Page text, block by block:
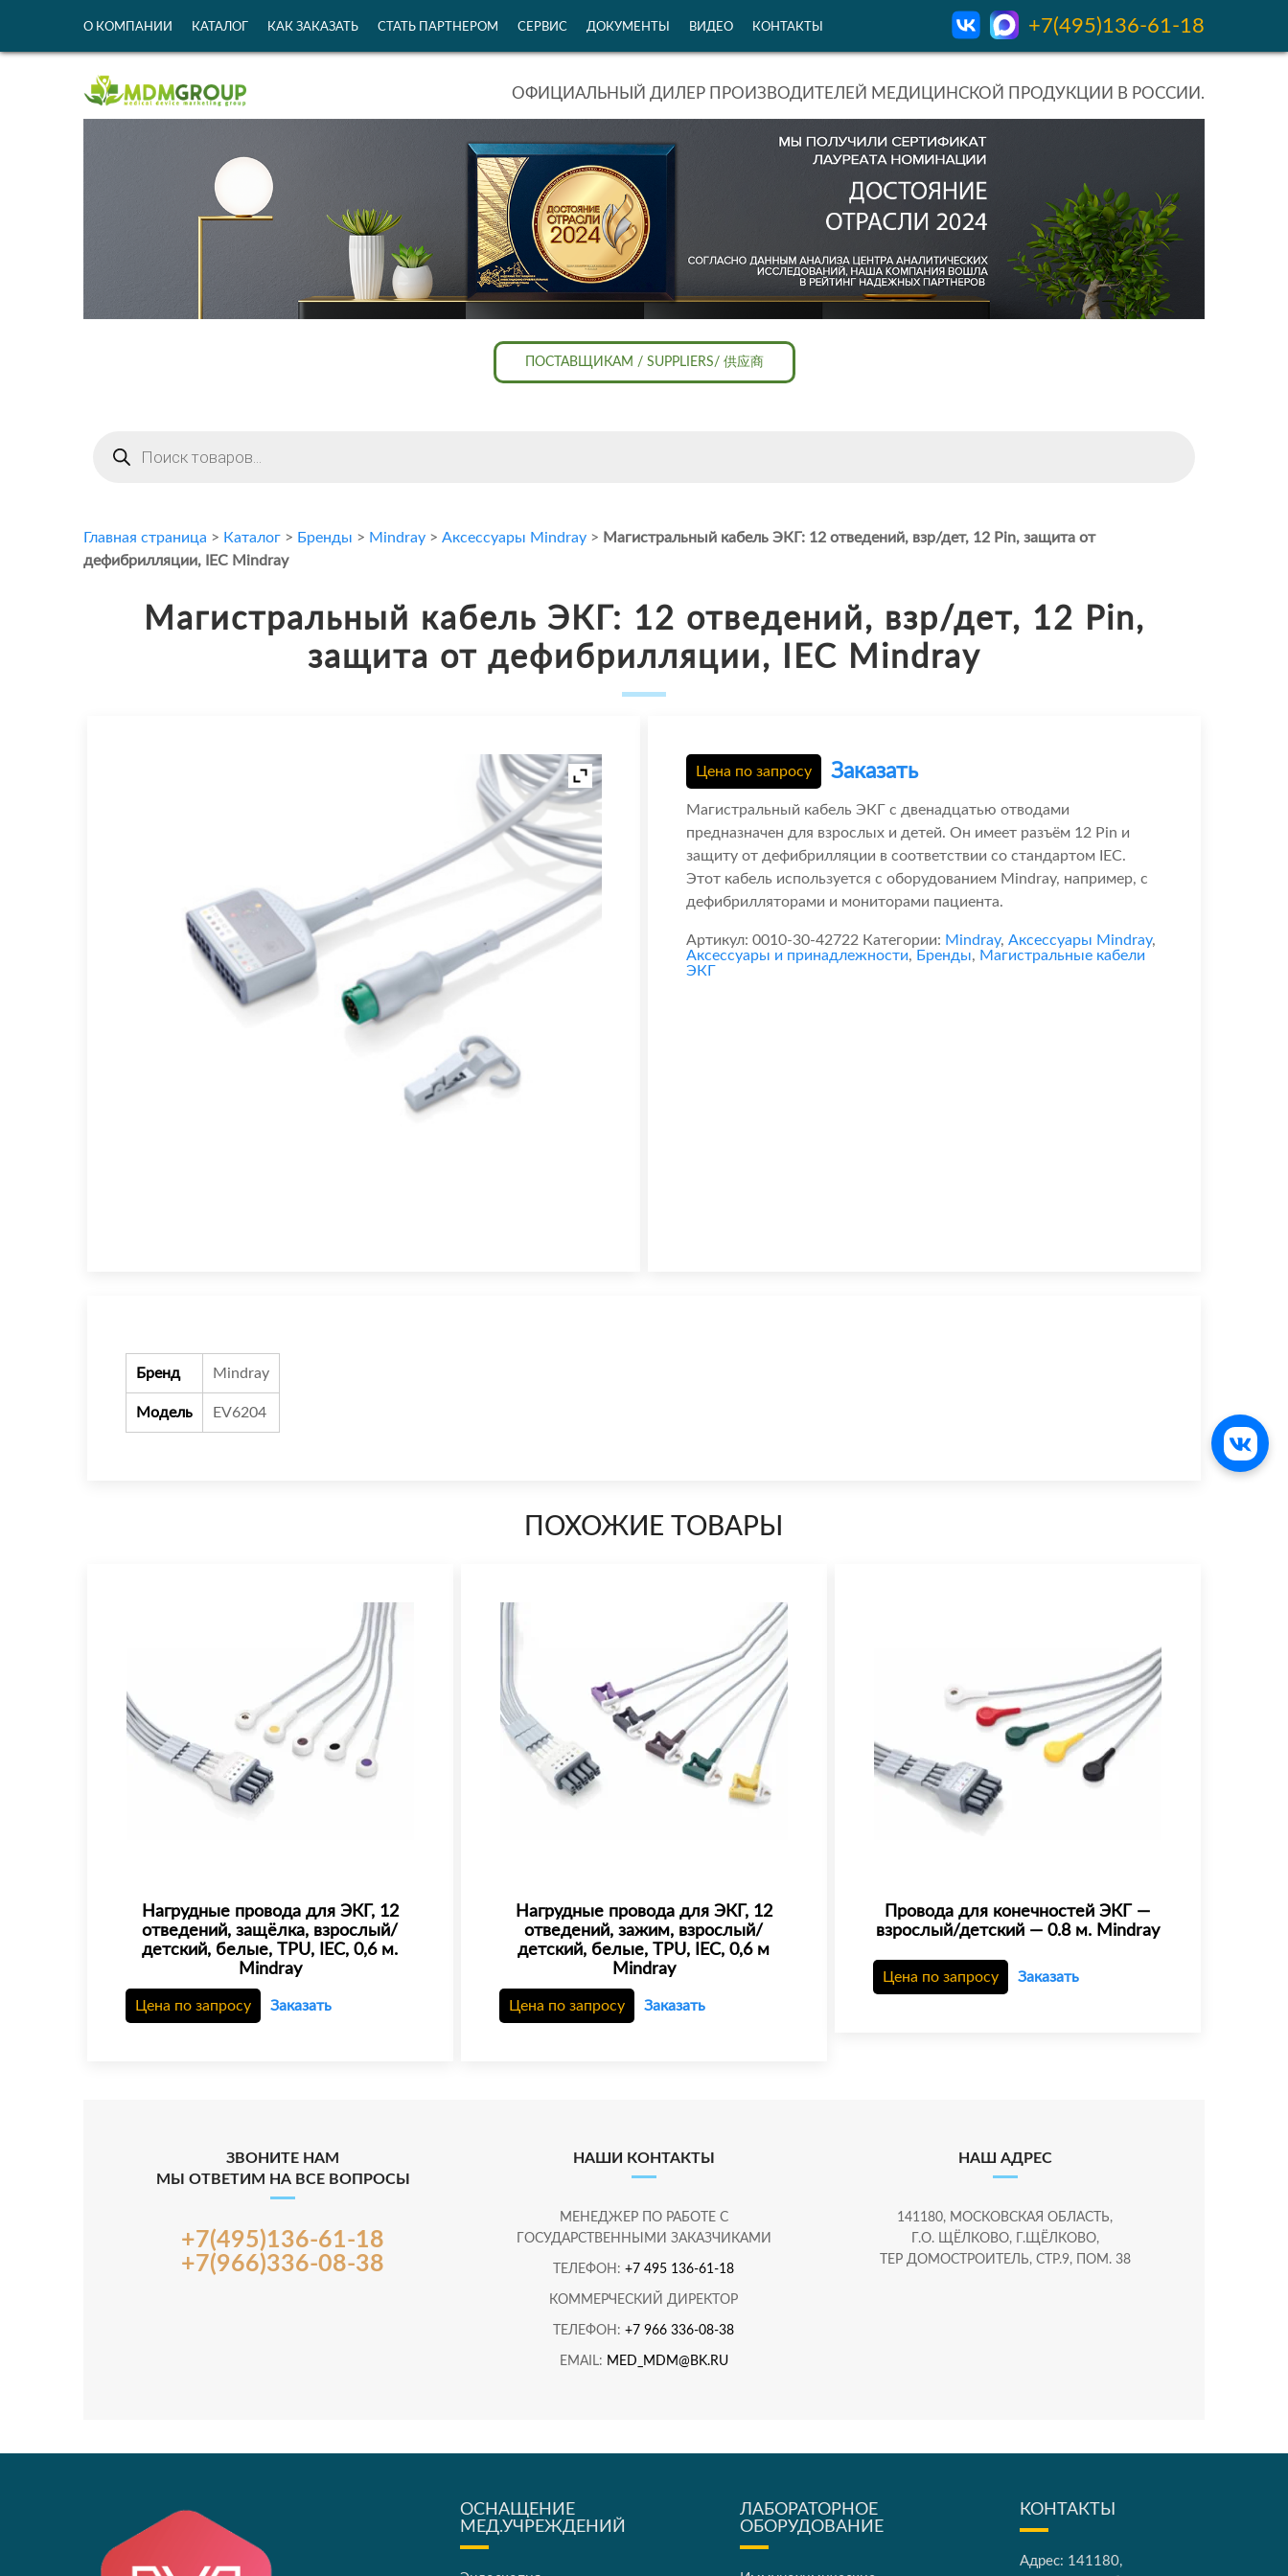
О КОМПАНИИ КАТАЛОГ КАК ЗАКАЗАТЬ СТАТЬ ПАРТНЕРОМ СЕРВИС ДОКУМЕНТЫ ВИДЕО КОНТАКТЫ +7(495)136-61-18
ОФИЦИАЛЬНЫЙ ДИЛЕР ПРОИЗВОДИТЕЛЕЙ МЕДИЦИНСКОЙ ПРОДУКЦИИ В РОССИИ.
ПОСТАВЩИКАМ / SUPPLIERS/ 供应商
товаров
Главная страница > Каталог > Бренды > Mindray > Аксессуары Mindray > Магистральный кабель ЭКГ: 12 отведений, взр/дет, 12 Pin, защита от
дефибрилляции, IEC Mindray
Магистральный кабель ЭКГ: 12 отведений, взр/дет, 12 Pin,
защита от дефибрилляции, IEC Mindray
Цена по запросу Заказать
Магистральный кабель ЭКГ с двенадцатью отводами
предназначен для взрослых и детей. Он имеет разъём 12 Pin и
защиту от дефибрилляции в соответствии со стандартом IEC.
Этот кабель используется с оборудованием Mindray, например, с
дефибрилляторами и мониторами пациента.
Артикул: 0010-30-42722 Категории: Mindray, Аксессуары Mindray,
Аксессуары и принадлежности, Бренды, Магистральные кабели
ЭКГ
Бренд Mindray
Модель EV6204
ПОХОЖИЕ ТОВАРЫ
Нагрудные провода для ЭКГ, 12
отведений, защёлка, взрослый/
детский, белые, TPU, IEC, 0,6 м.
Mindray
Цена по запросу Заказать
Нагрудные провода для ЭКГ, 12
отведений, зажим, взрослый/
детский, белые, TPU, IEC, 0,6 м
Mindray
Цена по запросу Заказать
Провода для конечностей ЭКГ —
взрослый/детский — 0.8 м. Mindray
Цена по запросу Заказать
ЗВОНИТЕ НАМ
МЫ ОТВЕТИМ НА ВСЕ ВОПРОСЫ
+7(495)136-61-18
+7(966)336-08-38
НАШИ КОНТАКТЫ
МЕНЕДЖЕР ПО РАБОТЕ С
ГОСУДАРСТВЕННЫМИ ЗАКАЗЧИКАМИ
ТЕЛЕФОН:+7 495 136-61-18
КОММЕРЧЕСКИЙ ДИРЕКТОР
ТЕЛЕФОН:+7 966 336-08-38
EMAIL: MED_MDM@BK.RU
НАШ АДРЕС
141180, МОСКОВСКАЯ ОБЛАСТЬ,
Г.О. ЩЁЛКОВО, Г.ЩЁЛКОВО,
ТЕР ДОМОСТРОИТЕЛЬ, СТР.9, ПОМ. 38
ОСНАЩЕНИЕ
МЕД.УЧРЕЖДЕНИЙ
ЛАБОРАТОРНОЕ
ОБОРУДОВАНИЕ
КОНТАКТЫ
Адрес: 141180,